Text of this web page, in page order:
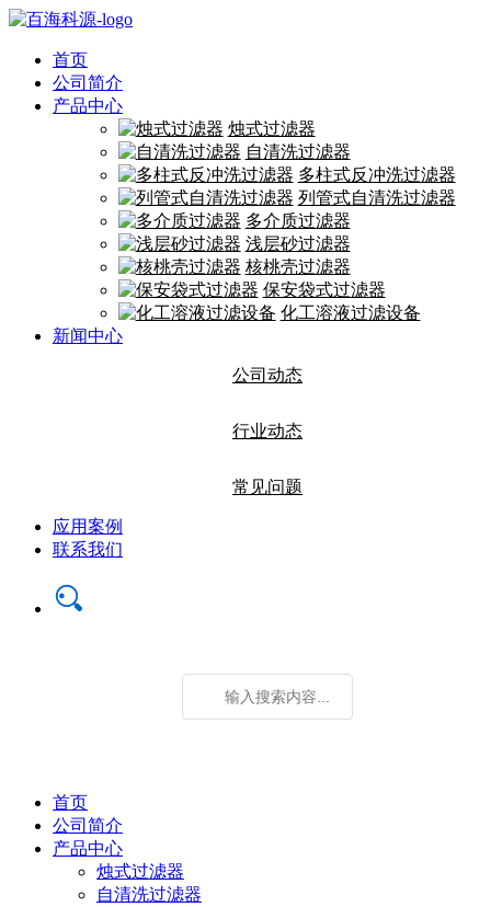
首页
公司简介
产品中心
烛式过滤器
自清洗过滤器
多柱式反冲洗过滤器
列管式自清洗过滤器
多介质过滤器
浅层砂过滤器
核桃壳过滤器
保安袋式过滤器
化工溶液过滤设备
新闻中心
公司动态
行业动态
常见问题
应用案例
联系我们
首页
公司简介
产品中心
烛式过滤器
自清洗过滤器